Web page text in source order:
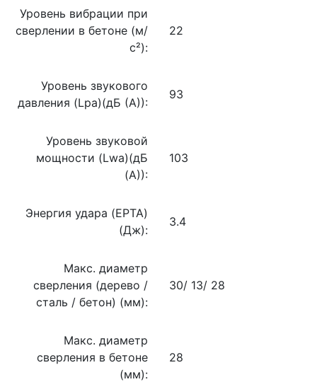
Уровень вибрации при
сверлении в бетоне (м/
с²):
22
Уровень звукового
давления (Lpa)(дБ (А)):
93
Уровень звуковой
мощности (Lwa)(дБ
(А)):
103
Энергия удара (EPTA)
(Дж):
3.4
Макс. диаметр
сверления (дерево /
сталь / бетон) (мм):
30/ 13/ 28
Макс. диаметр
сверления в бетоне
(мм):
28